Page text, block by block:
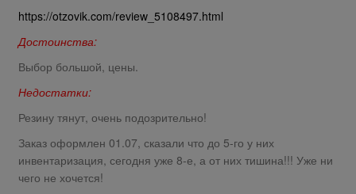
https://otzovik.com/review_5108497.html
Достоинства:
Выбор большой, цены.
Недостатки:
Резину тянут, очень подозрительно!
Заказ оформлен 01.07, сказали что до 5-го у них
инвентаризация, сегодня уже 8-е, а от них тишина!!! Уже ни
чего не хочется!